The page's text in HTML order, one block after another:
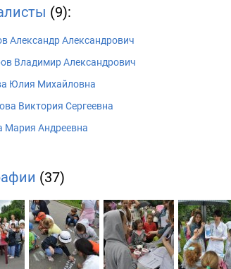
(9):
Александр Александрович
Владимир Александрович
Юлия Михайловна
Виктория Сергеевна
Мария Андреевна
(37)